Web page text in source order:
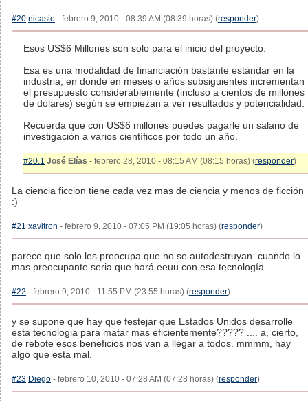
#20 nicasio - febrero 9, 2010 - 08:39 AM (08:39 horas) (responder)
Esos US$6 Millones son solo para el inicio del proyecto.
Esa es una modalidad de financiación bastante estándar en la
industria, en donde en meses o años subsiguientes incrementan
el presupuesto considerablemente (incluso a cientos de millones
de dólares) según se empiezan a ver resultados y potencialidad.
Recuerda que con US$6 millones puedes pagarle un salario de
investigación a varios científicos por todo un año.
#20.1 José Elías - febrero 28, 2010 - 08:15 AM (08:15 horas) (responder)
La ciencia ficcion tiene cada vez mas de ciencia y menos de ficción
:)
#21 xavitron - febrero 9, 2010 - 07:05 PM (19:05 horas) (responder)
parece que solo les preocupa que no se autodestruyan. cuando lo
mas preocupante seria que hará eeuu con esa tecnología
#22 - febrero 9, 2010 - 11:55 PM (23:55 horas) (responder)
y se supone que hay que festejar que Estados Unidos desarrolle
esta tecnologia para matar mas eficientemente????? .... a, cierto,
de rebote esos beneficios nos van a llegar a todos. mmmm, hay
algo que esta mal.
#23 Diego - febrero 10, 2010 - 07:28 AM (07:28 horas) (responder)